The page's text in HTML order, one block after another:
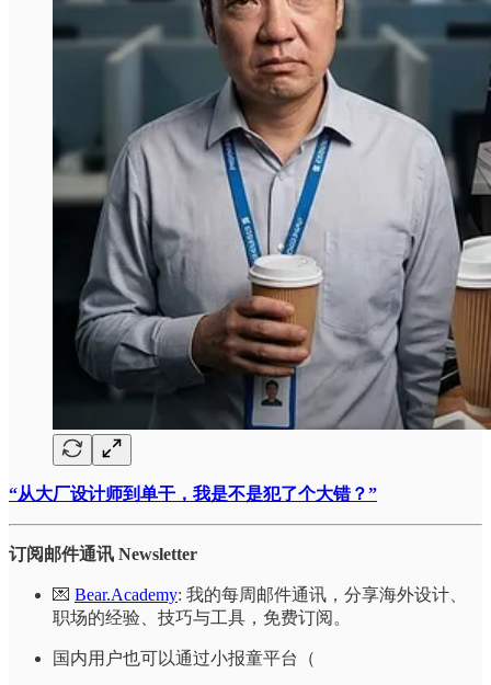
“从大厂设计师到单干，我是不是犯了个大错？”
订阅邮件通讯 Newsletter
💌 Bear.Academy: 我的每周邮件通讯，分享海外设计、
职场的经验、技巧与工具，免费订阅。
国内用户也可以通过小报童平台（